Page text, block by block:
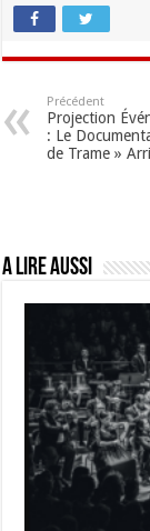
Précédent
Projection
: Le
de Trame »
A lire aussi